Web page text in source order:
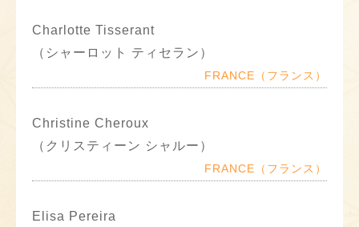
Charlotte Tisserant
（シャーロット ティセラン）
FRANCE（フランス）
Christine Cheroux
（クリスティーン シャルー）
FRANCE（フランス）
Elisa Pereira